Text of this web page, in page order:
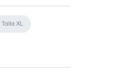
Talla XL